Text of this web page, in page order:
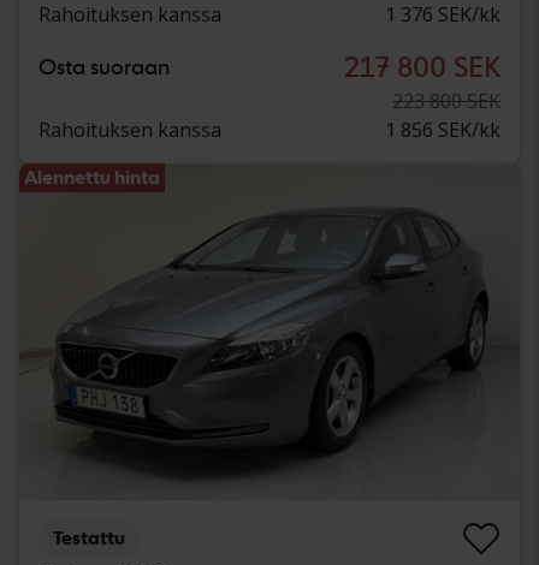
Rahoituksen kanssa 1 376 SEK/kk
Osta suoraan 217 800 SEK
223 800 SEK
Rahoituksen kanssa
1 856 SEK/kk
Alennettu hinta
Testattu